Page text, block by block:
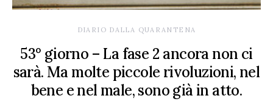
DIARIO DALLA QUARANTENA
53° giorno – La fase 2 ancora non ci
sarà. Ma molte piccole rivoluzioni, nel
bene e nel male, sono già in atto.